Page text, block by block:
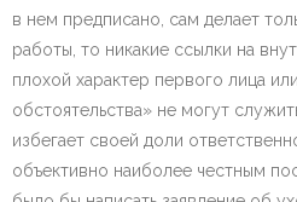
в нем предписано, сам делает
работы, то никакие ссылки на
плохой характер первого лица
обстоятельства» не могут
избегает своей доли
объективно наиболее честным